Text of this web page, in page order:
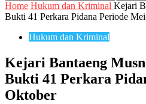
Home Hukum dan Kriminal Kejari
Bukti 41 Perkara Pidana Periode
Hukum dan Kriminal
Kejari Bantaeng
Bukti 41 Perkara
Oktober